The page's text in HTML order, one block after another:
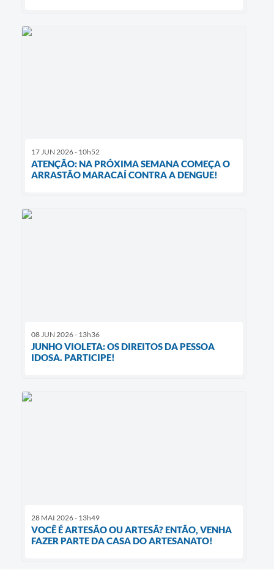
17 JUN 2026 - 10h52
ATENÇÃO: NA PRÓXIMA SEMANA COMEÇA O
ARRASTÃO MARACAÍ CONTRA A DENGUE!
08 JUN 2026 - 13h36
JUNHO VIOLETA: OS DIREITOS DA PESSOA
IDOSA. PARTICIPE!
28 MAI 2026 - 13h49
VOCÊ É ARTESÃO OU ARTESÃ? ENTÃO, VENHA
FAZER PARTE DA CASA DO ARTESANATO!